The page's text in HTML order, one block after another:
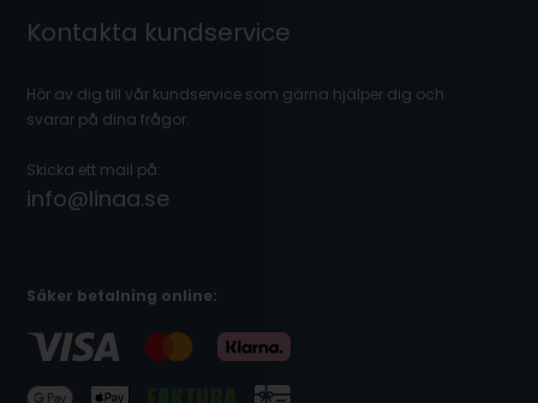
Kontakta kundservice
Hör av dig till vår kundservice som gärna hjälper dig och
svarar på dina frågor.
Skicka ett mail på:
info@linaa.se
Säker betalning online: